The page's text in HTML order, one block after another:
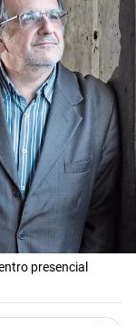
presencial